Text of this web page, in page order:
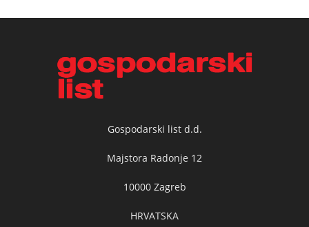
Gospodarski list d.d.
Majstora Radonje 12
10000 Zagreb
HRVATSKA